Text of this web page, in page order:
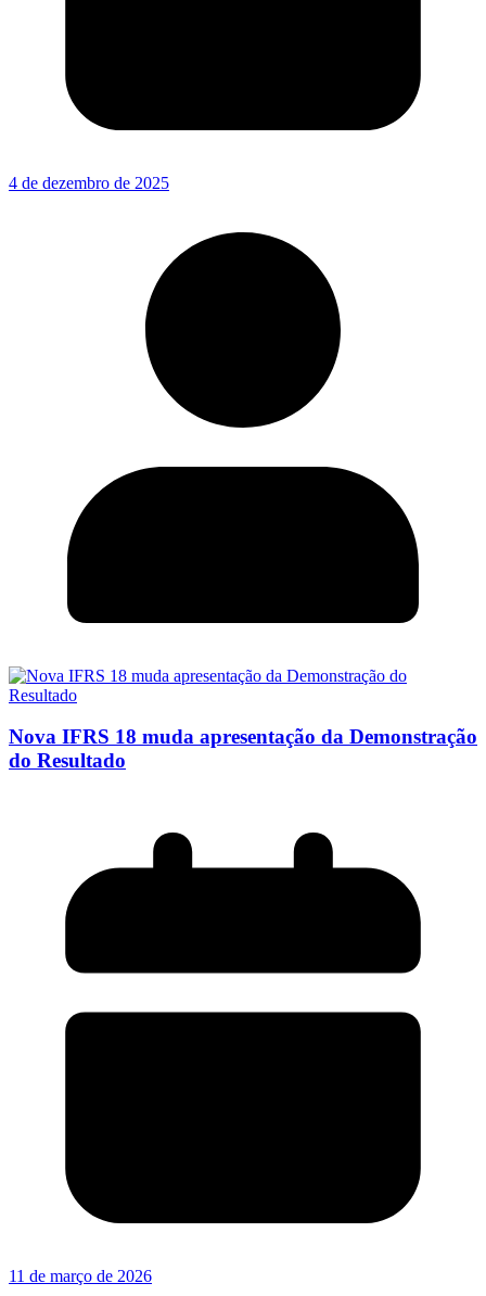
4 de dezembro de 2025
Nova IFRS 18 muda apresentação da Demonstração
do Resultado
11 de março de 2026